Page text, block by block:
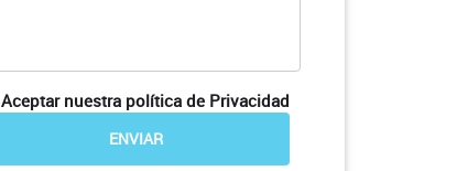
Aceptar nuestra política de Privacidad